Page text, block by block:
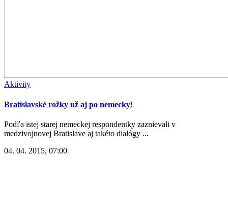
Aktivity
Bratislavské rožky už aj po nemecky!
Podľa istej starej nemeckej respondentky zaznievali v
medzivojnovej Bratislave aj takéto dialógy ...
04. 04. 2015, 07:00